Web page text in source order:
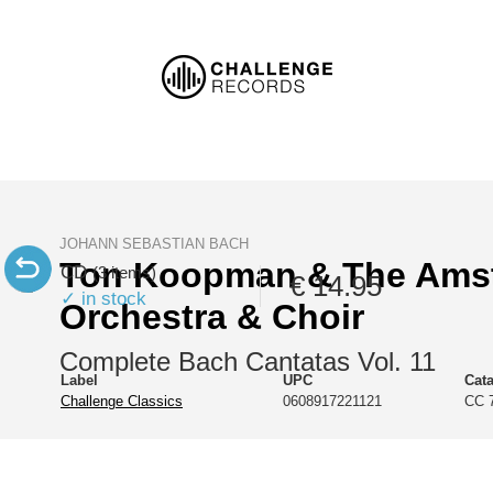
JOHANN SEBASTIAN BACH
Ton Koopman & The
Orchestra & Choir
Complete Bach Cantatas Vol. 11
CD(3 items)
✓ in stock € 14.95
Label
Challenge Classics
UPC
0608917221121
CC